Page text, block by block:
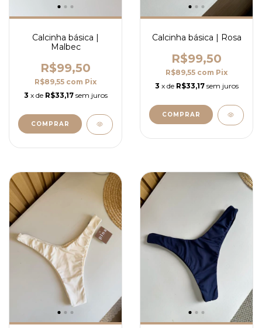
Calcinha básica |
Malbec
R$99,50
R$89,55 com Pix
3 x de R$33,17 sem juros
COMPRAR
Calcinha básica | Rosa
R$99,50
R$89,55 com Pix
3 x de R$33,17 sem juros
COMPRAR